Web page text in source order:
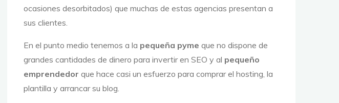
ocasiones desorbitados) que muchas de estas agencias presentan a
sus clientes.
En el punto medio tenemos a la pequeña pyme que no dispone de
grandes cantidades de dinero para invertir en SEO y al pequeño
emprendedor que hace casi un esfuerzo para comprar el hosting, la
plantilla y arrancar su blog.